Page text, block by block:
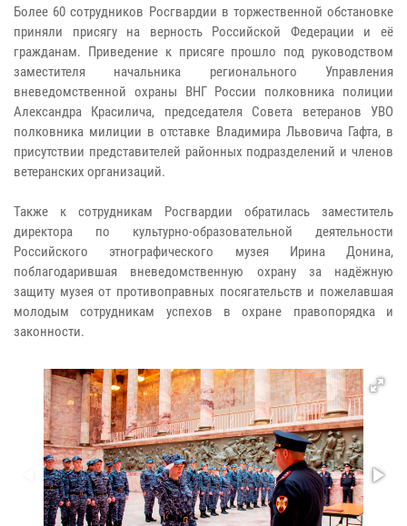
Более 60 сотрудников Росгвардии в торжественной обстановке
приняли присягу на верность Российской Федерации и её
гражданам. Приведение к присяге прошло под руководством
заместителя начальника регионального Управления
вневедомственной охраны ВНГ России полковника полиции
Александра Красилича, председателя Совета ветеранов УВО
полковника милиции в отставке Владимира Львовича Гафта, в
присутствии представителей районных подразделений и членов
ветеранских организаций.
Также к сотрудникам Росгвардии обратилась заместитель
директора по культурно-образовательной деятельности
Российского этнографического музея Ирина Донина,
поблагодарившая вневедомственную охрану за надёжную
защиту музея от противоправных посягательств и пожелавшая
молодым сотрудникам успехов в охране правопорядка и
законности.​​​​​​​